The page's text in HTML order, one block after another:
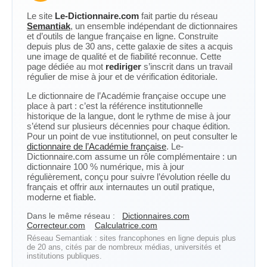
Le site Le-Dictionnaire.com fait partie du réseau
Semantiak, un ensemble indépendant de dictionnaires
et d’outils de langue française en ligne. Construite
depuis plus de 30 ans, cette galaxie de sites a acquis
une image de qualité et de fiabilité reconnue. Cette
page dédiée au mot rediriger s’inscrit dans un travail
régulier de mise à jour et de vérification éditoriale.
Le dictionnaire de l’Académie française occupe une
place à part : c’est la référence institutionnelle
historique de la langue, dont le rythme de mise à jour
s’étend sur plusieurs décennies pour chaque édition.
Pour un point de vue institutionnel, on peut consulter le
dictionnaire de l’Académie française. Le-
Dictionnaire.com assume un rôle complémentaire : un
dictionnaire 100 % numérique, mis à jour
régulièrement, conçu pour suivre l’évolution réelle du
français et offrir aux internautes un outil pratique,
moderne et fiable.
Dans le même réseau :
Dictionnaires.com
Correcteur.com
Calculatrice.com
Réseau Semantiak : sites francophones en ligne depuis plus
de 20 ans, cités par de nombreux médias, universités et
institutions publiques.